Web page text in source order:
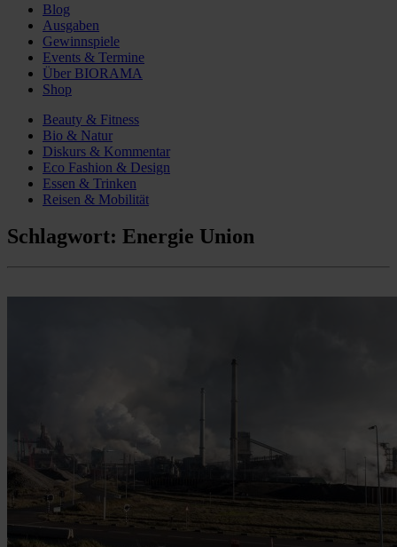
Blog
Ausgaben
Gewinnspiele
Events & Termine
Über BIORAMA
Shop
Beauty & Fitness
Bio & Natur
Diskurs & Kommentar
Eco Fashion & Design
Essen & Trinken
Reisen & Mobilität
Schlagwort: Energie Union